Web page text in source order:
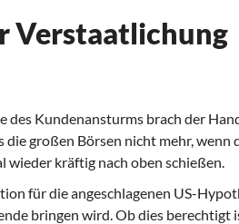
Verstaatlichung
des Kundenansturms brach der
großen Börsen nicht mehr, wenn
wieder kräftig nach oben schießen.
für die angeschlagenen US-
bringen wird. Ob dies berechtigt
Solidarisches
Mosaiklinke